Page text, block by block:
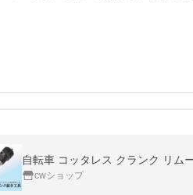
自転車 コッタレス クランク リム
cwショップ